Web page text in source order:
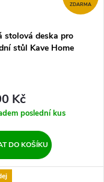
ZDARMA
stolová deska pro
stůl Kave Home
Kč
poslední kus
DO KOŠÍKU